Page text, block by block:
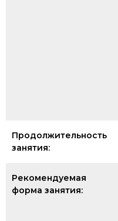
Продолжительность
занятия:
Рекомендуемая
форма занятия: